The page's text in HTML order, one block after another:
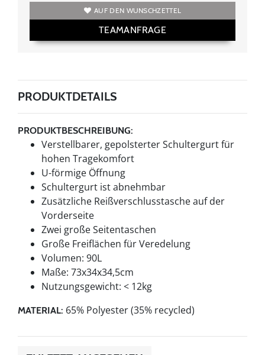
AUF DEN WUNSCHZETTEL
TEAMANFRAGE
PRODUKTDETAILS
PRODUKTBESCHREIBUNG:
Verstellbarer, gepolsterter Schultergurt für
hohen Tragekomfort
U-förmige Öffnung
Schultergurt ist abnehmbar
Zusätzliche Reißverschlusstasche auf der
Vorderseite
Zwei große Seitentaschen
Große Freiflächen für Veredelung
Volumen: 90L
Maße: 73x34x34,5cm
Nutzungsgewicht: < 12kg
MATERIAL: 65% Polyester (35% recycled)